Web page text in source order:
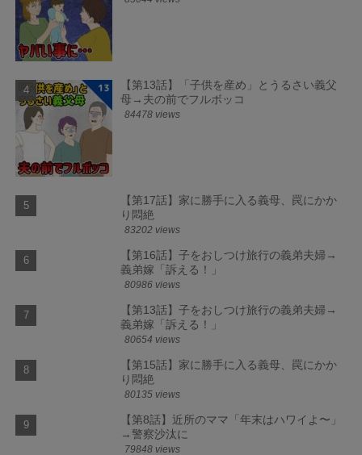
【第13話】「子供を産め」とうるさい義父
母→夫の前でフルボッコ
84478 views
【第17話】家に勝手に入る義母、罠にかか
り悶絶
83202 views
【第16話】子をおしつけ旅行の義弟夫婦→
義弟嫁「訴える！」
80986 views
【第13話】子をおしつけ旅行の義弟夫婦→
義弟嫁「訴える！」
80654 views
【第15話】家に勝手に入る義母、罠にかか
り悶絶
80135 views
【第8話】近所のママ「年末はハワイよ〜」
→警察沙汰に
79848 views